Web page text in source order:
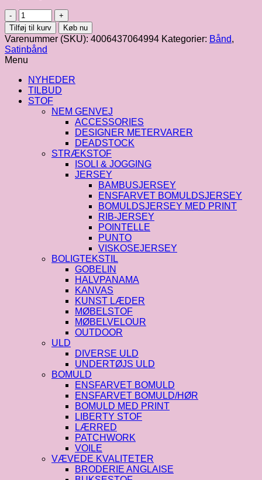
Satinbånd
i
råhvid
fv.
23
:
10
mm
antal
Tilføj til kurv Køb nu
Varenummer (SKU): 4006437064994 Kategorier: Bånd,
Satinbånd
Menu
NYHEDER
TILBUD
STOF
NEM GENVEJ
ACCESSORIES
DESIGNER METERVARER
DEADSTOCK
STRÆKSTOF
ISOLI & JOGGING
JERSEY
BAMBUSJERSEY
ENSFARVET BOMULDSJERSEY
BOMULDSJERSEY MED PRINT
RIB-JERSEY
POINTELLE
PUNTO
VISKOSEJERSEY
BOLIGTEKSTIL
GOBELIN
HALVPANAMA
KANVAS
KUNST LÆDER
MØBELSTOF
MØBELVELOUR
OUTDOOR
ULD
DIVERSE ULD
UNDERTØJS ULD
BOMULD
ENSFARVET BOMULD
ENSFARVET BOMULD/HØR
BOMULD MED PRINT
LIBERTY STOF
LÆRRED
PATCHWORK
VOILE
VÆVEDE KVALITETER
BRODERIE ANGLAISE